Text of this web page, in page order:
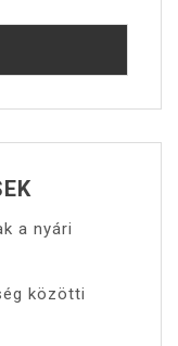
a nyári
közötti